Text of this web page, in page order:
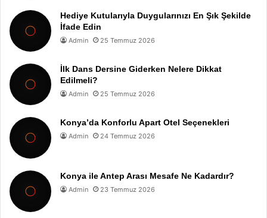
Hediye Kutularıyla Duygularınızı En Şık Şekilde
İfade Edin
Admin 25 Temmuz 2026
İlk Dans Dersine Giderken Nelere Dikkat
Edilmeli?
Admin 25 Temmuz 2026
Konya’da Konforlu Apart Otel Seçenekleri
Admin 24 Temmuz 2026
Konya ile Antep Arası Mesafe Ne Kadardır?
Admin 23 Temmuz 2026